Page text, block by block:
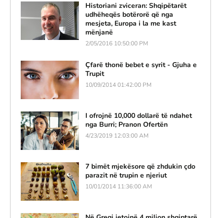
Historiani zviceran: Shqipëtarët
udhëheqës botërorë që nga
mesjeta, Europa i la me kast
mënjanë
2/05/2016 10:50:00 PM
Çfarë thonë bebet e syrit - Gjuha e
Trupit
10/09/2014 01:42:00 PM
I ofrojnë 10,000 dollarë të ndahet
nga Burri; Pranon Ofertën
4/23/2019 12:03:00 AM
7 bimët mjekësore që zhdukin çdo
parazit në trupin e njeriut
10/01/2014 11:36:00 AM